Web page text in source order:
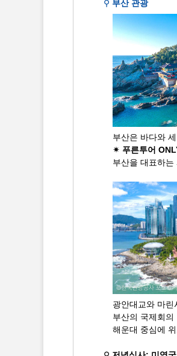
⚲ 부산 관광
부산은 바다와
✴ 푸른투어
부산을 대표하는
광안대교와 마린
부산의 국제회의
해운대 중심에